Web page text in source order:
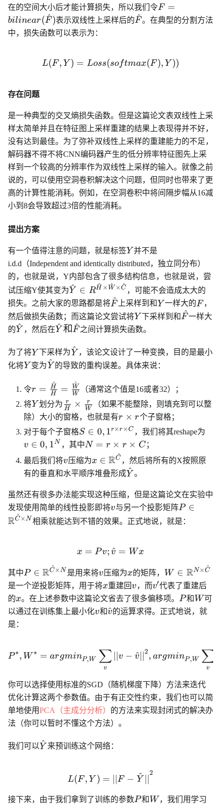
在的空间大小后才能计算损失，所以我们令F =
F =
bilinear(F^)表示双线性上采样后的\hat{F}
F^。在典型的分割方法
中，损失函数可以表示为：
L(F, Y) =
L(F, Y ) = Loss(softmax(F), Y ))
存在问题
是一种典型的交叉熵损失函数。但是这篇论文表双线性上采
样太简单并且在特征图上采样重建的结果上表现得并不好，
没有达到最佳。为了弥补双线性上采样的重建能力的不足，
解码器不得不将CNN编码器产生的低分辨率特征图先上采
样到一个较高的分辨率作为双线性上采样的输入。就像之前
说的，可以使用空洞卷积解决这个问题，但同时也带来了更
高的计算性能消耗。例如，在空洞卷积中将间隔步幅从16减
小到8会导致超过3倍的性能消耗。
提出方案
有一个值得注意的问题，就是标签Y
Y 并不是
i.d.d（Independent and identically distributed，独立同分布）
的，也就是说，Y内部包含了很多结构信息，也就是说，尝
试压缩Y使其变为\hat{Y} \in
R^{\hat{H}\times
\hat{W}\times
\hat{C}}
Y
^ ∈ RH
^ × W
^ ×C
^
，可能不会造成太大的
损失。之前大家的思路都是将\hat{F}
F
^上采样到和Y
Y 一样大的 F
F ，
然后做损失函数；而这篇论文尝试将Y
Y 下采样到和 \hat{F}
F
^一样大
的\hat{Y}
Y
^ ，然后在\hat{Y}
\hat{F}
Y
^和F^之间计算损失函数。
为了将Y
Y 下采样为\hat{Y}
Y
^ ，该论文设计了一种变换，目的是最小
化将Y
Y 变为\hat{Y}
Y
^ 的导致的重构误差。具体来说：
令r =
\frac{\hat{H}}
{H} =
\frac{\hat{W}}
{W}
r = H
H
^ = W
W
^
（通常这个值是16或者32）；
将Y
Y 划分为 \frac{r}
{H}\times
\frac{r}
{W}
H
r × W
r
（如果不能整除，则填充到可以整
除）大小的窗格，也就是有r
\times
r × r个子窗格；
对于每个子窗格S\in
{0,1}^{r
\times r
\times
C}
S ∈ 0, 1r×r ×C ，我们将其reshape为
v ∈ 0, 1N ，其中N =
r\times
r\times
C
N = r × r × C ；
最后我们将v
v压缩为x\in
\R^{\hat{C}}
x ∈ RC
^
，然后将所有的X按照原
有的垂直和水平顺序堆叠形成\hat{Y}
Y
^。
虽然还有很多办法能实现这种压缩，但是这篇论文在实验中
发现使用简单的线性投影即将v
v与另一个投影矩阵P\in
P ∈
RC
^×N 相乘就能达到不错的效果。正式地说，就是：
x = Pv; \hat{v} = Wx
x = Pv; v
^ = Wx
其中 P\in
\R^{\hat{C}\times
N}
P ∈ RC
^×N 是用来将v
v压缩为x
x的矩阵， W \in
\R^{N\times
\hat{C}}
W ∈ RN×C
^
是一个逆投影矩阵，用于将x
x重建回v
v，而v'
v′代表了重建后
的x
x。在上述参数中这篇论文省去了很多偏移项。 P
P和W
W可
以通过在训练集上最小化v
v和\hat{v}
v
^的运算求得。正式地说，就
是：
P^*, W^* =
P∗, W ∗ = argminP,W
v
∑ v − v
^ ∣∣2, argminP,W
v
∑
你可以选择使用标准的SGD（随机梯度下降）方法来迭代
优化计算这两个参数值。由于有正交性约束，我们也可以简
单地使用PCA（主成分分析） 的方法来实现封闭式的解决办
法（你可以暂时不懂这个方法）。
我们可以\hat{Y}
Y
^ 来预训练这个网络：
L(F, Y) = {||F -
L(F , Y ) = ∣∣F − Y
^ 2
接下来，由于我们拿到了训练的参数P
P和W
W ，我们用学习